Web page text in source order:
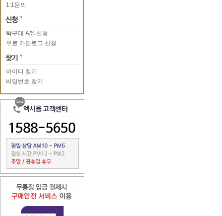
1:1문의
탁구대 A/S 신청
무료 카달로그 신청
아이디 찾기
비밀번호 찾기